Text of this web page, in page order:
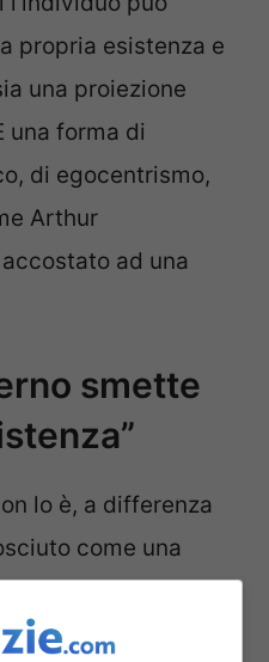
propria esistenza e
una proiezione
una forma di
di egocentrismo,
Arthur
ad una
smette
lo è, a differenza
come una
(Dnp).